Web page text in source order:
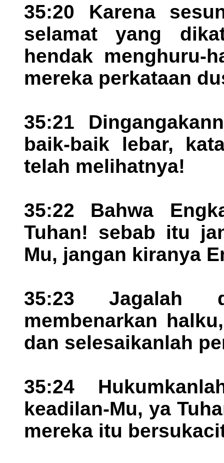
35:20 Karena
selamat yang
hendak menghuru-
mereka perkataan
35:21
baik-baik lebar,
telah melihatnya!
35:22 Bahwa
Tuhan! sebab itu
Mu, jangan kiranya
35:23 Jagalah
membenarkan
dan selesaikanlah
35:24
keadilan-Mu, ya
mereka itu